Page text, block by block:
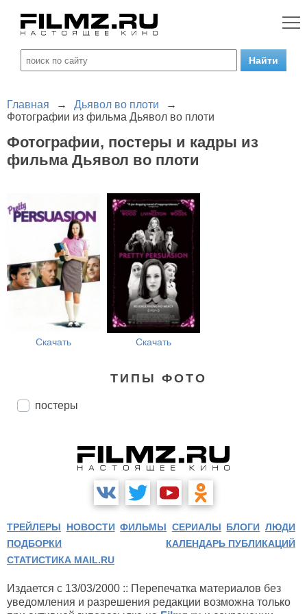
Главная → Дьявол во плоти
→
Фотографии из фильма Дьявол во плоти
Фотографии, постеры и кадры из
фильма Дьявол во плоти
Скачать Скачать
ТИПЫ ФОТО
постеры
ТРЕЙЛЕРЫ НОВОСТИ ФИЛЬМЫ СЕРИАЛЫ БЛОГИ ЛЮДИ
ПОДБОРКИ
КАЛЕНДАРЬ ПУБЛИКАЦИЙ
СТАТИСТИКА MAIL.RU
Издается с 13/03/2000 :: Перепечатка материалов без
уведомления и разрешения редакции возможна только